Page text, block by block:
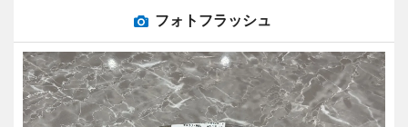
フォトフラッシュ